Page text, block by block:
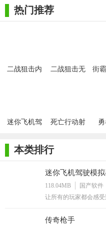
游戏特色
1、遇见各种死亡场景，保持自
4、在战场掠夺各种资源，让自
文。
3、返回界面，点击左下方的语
欧洲前线怎么玩
1、打开游戏，这里我们
2、点击【继续】按钮。
热门推荐
二战狙击内
二战狙击无
街
迷你飞机驾
死亡行动射
本类排行
迷你飞机驾驶模拟
118.04MB
国产软件
让所有的玩家都会感受
传奇枪手